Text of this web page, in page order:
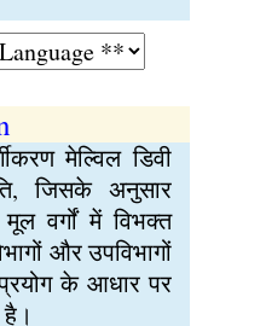
मेल्विल डिवी
जिसके अनुसार
वर्गों में विभक्त
और उपविभागों
के आधार पर